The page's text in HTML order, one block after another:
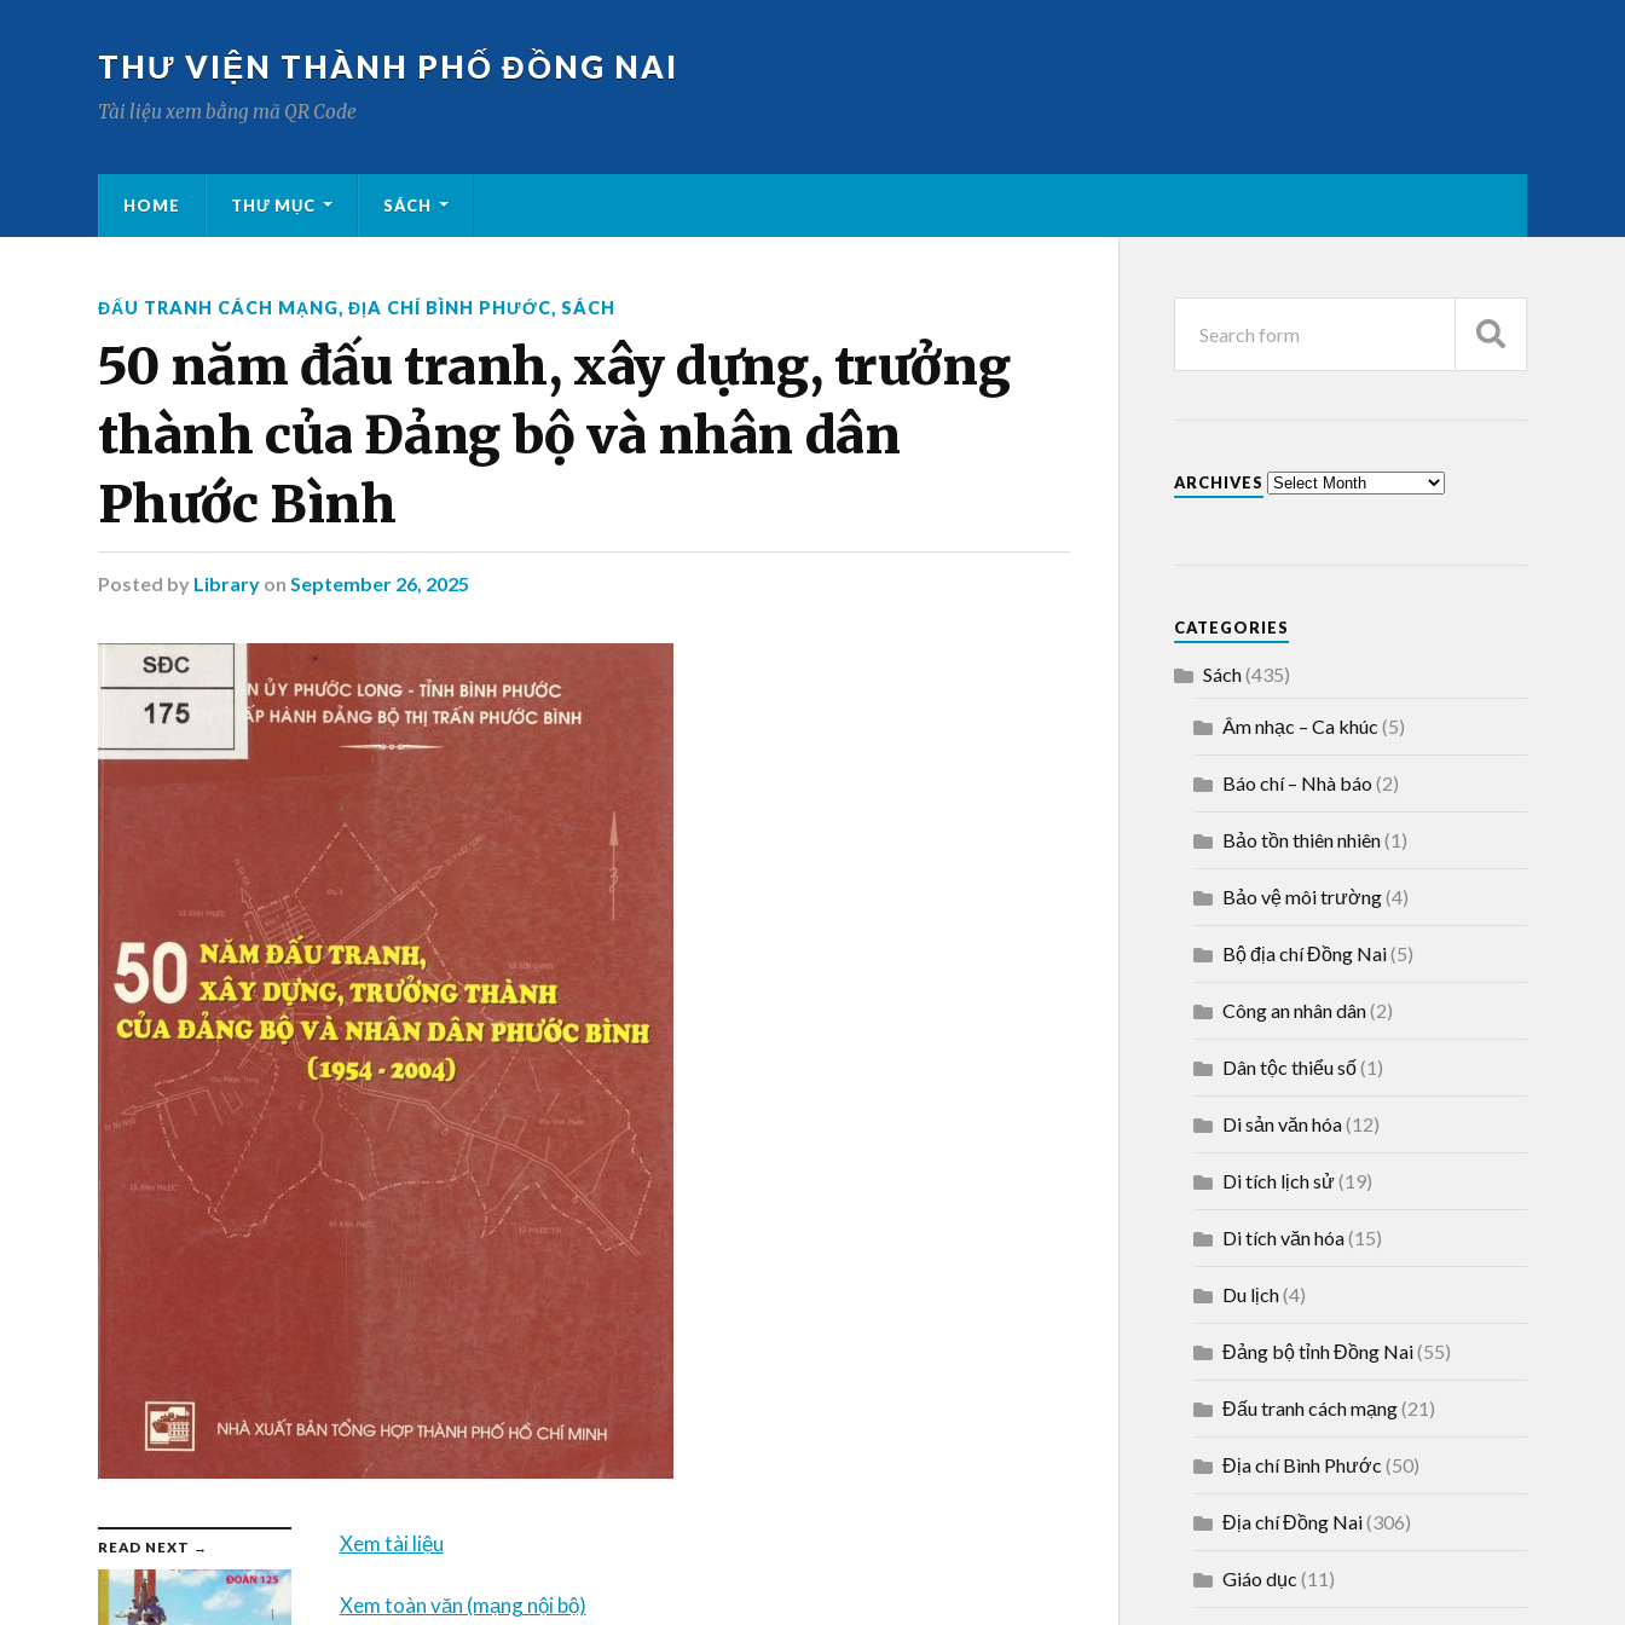
THƯ VIỆN THÀNH PHỐ ĐỒNG NAI
Tài liệu xem bằng mã QR Code
HOME THƯ MỤC SÁCH
ĐẤU TRANH CÁCH MẠNG, ĐỊA CHÍ BÌNH PHƯỚC, SÁCH
50 năm đấu tranh, xây dựng, trưởng
thành của Đảng bộ và nhân dân
Phước Bình
Posted by Library on September 26, 2025
READ NEXT → Xem tài liệu
Xem toàn văn (mạng nội bộ)
ARCHIVES
CATEGORIES
Sách(435)
Âm nhạc – Ca khúc (5)
Báo chí – Nhà báo (2)
Bảo tồn thiên nhiên(1)
Bảo vệ môi trường(4)
Bộ địa chí Đồng Nai(5)
Công an nhân dân(2)
Dân tộc thiểu số(1)
Di sản văn hóa(12)
Di tích lịch sử(19)
Di tích văn hóa(15)
Du lịch(4)
Đảng bộ tỉnh Đồng Nai(55)
Đấu tranh cách mạng(21)
Địa chí Bình Phước (50)
Địa chí Đồng Nai(306)
Giáo dục (11)